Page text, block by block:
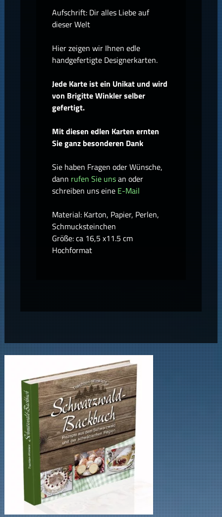
Aufschrift: Dir alles Liebe auf
dieser Welt
Hier zeigen wir Ihnen edle
handgefertigte Designerkarten.
Jede Karte ist ein Unikat und wird
von Brigitte Winkler selber
gefertigt.
Mit diesen edlen Karten ernten
Sie ganz besonderen Dank
Sie haben Fragen oder Wünsche,
dann rufen Sie unsan oder
schreiben uns eine E-Mail
Material: Karton, Papier, Perlen,
Schmucksteinchen
Größe: ca 16,5 x11.5 cm
Hochformat